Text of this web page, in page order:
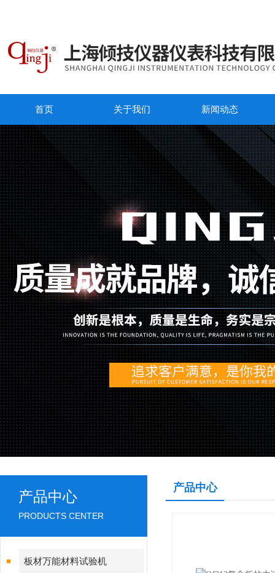
首页 关于我们 新闻动态
产品中心
PRODUCTS CENTER
板材万能材料试验机
产品中心